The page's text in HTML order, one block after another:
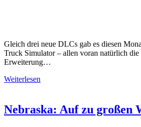
Gleich drei neue DLCs gab es diesen
Truck Simulator – allen voran natürlich die
Erweiterung…
Weiterlesen
Nebraska: Auf zu großen